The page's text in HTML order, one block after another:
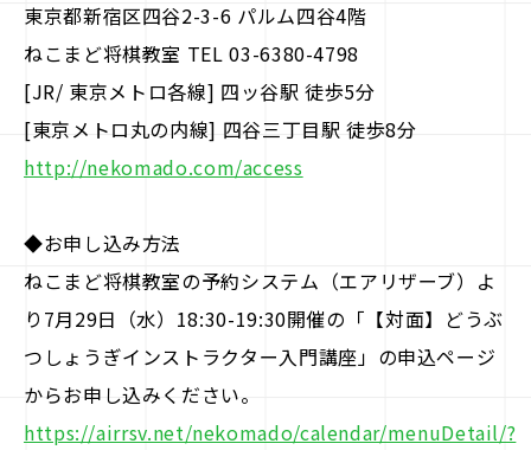
東京都新宿区四谷2-3-6 パルム四谷4階
ねこまど将棋教室 TEL 03-6380-4798
[JR/ 東京メトロ各線] 四ッ谷駅 徒歩5分
[東京メトロ丸の内線] 四谷三丁目駅 徒歩8分
http://nekomado.com/access
◆お申し込み方法
ねこまど将棋教室の予約システム（エアリザーブ）よ
り7月29日（水）18:30-19:30開催の「【対面】どうぶ
つしょうぎインストラクター入門講座」の申込ページ
からお申し込みください。
https://airrsv.net/nekomado/calendar/menuDetail/?